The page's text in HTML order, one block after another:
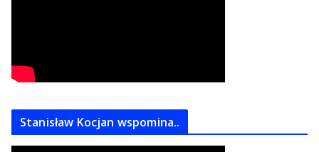
Stanisław Kocjan wspomina..